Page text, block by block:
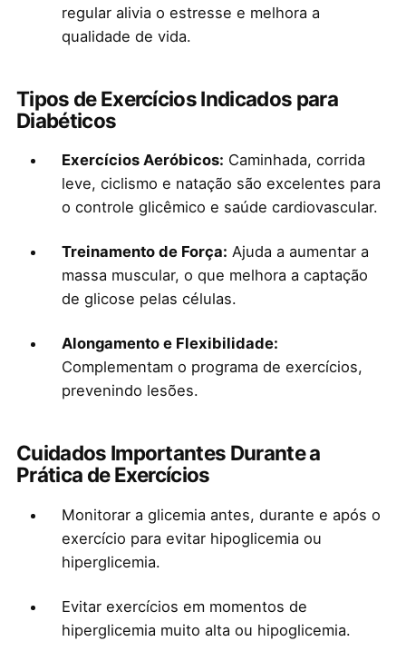
regular alivia o estresse e melhora a
qualidade de vida.
Tipos de Exercícios Indicados para
Diabéticos
Exercícios Aeróbicos: Caminhada, corrida
leve, ciclismo e natação são excelentes para
o controle glicêmico e saúde cardiovascular.
Treinamento de Força: Ajuda a aumentar a
massa muscular, o que melhora a captação
de glicose pelas células.
Alongamento e Flexibilidade:
Complementam o programa de exercícios,
prevenindo lesões.
Cuidados Importantes Durante a
Prática de Exercícios
Monitorar a glicemia antes, durante e após o
exercício para evitar hipoglicemia ou
hiperglicemia.
Evitar exercícios em momentos de
hiperglicemia muito alta ou hipoglicemia.